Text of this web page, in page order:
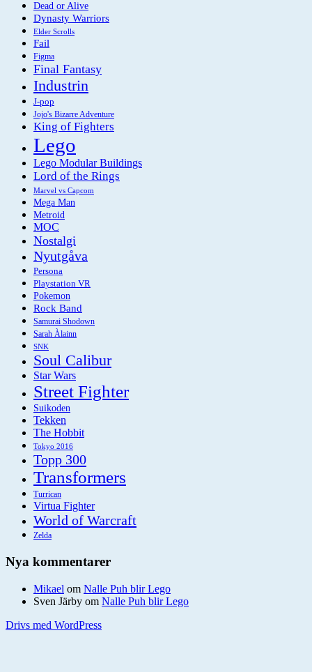
Dead or Alive
Dynasty Warriors
Elder Scrolls
Fail
Figma
Final Fantasy
Industrin
J-pop
Jojo's Bizarre Adventure
King of Fighters
Lego
Lego Modular Buildings
Lord of the Rings
Marvel vs Capcom
Mega Man
Metroid
MOC
Nostalgi
Nyutgåva
Persona
Playstation VR
Pokemon
Rock Band
Samurai Shodown
Sarah Àlainn
SNK
Soul Calibur
Star Wars
Street Fighter
Suikoden
Tekken
The Hobbit
Tokyo 2016
Topp 300
Transformers
Turrican
Virtua Fighter
World of Warcraft
Zelda
Nya kommentarer
Mikael om Nalle Puh blir Lego
Sven Järby om Nalle Puh blir Lego
Drivs med WordPress